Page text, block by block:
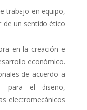
trabajo en equipo,
de un sentido ético
en la creación e
económico.
de acuerdo a
para el diseño,
electromecánicos